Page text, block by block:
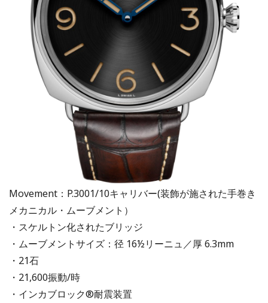
Movement：P.3001/10キャリバー(装飾が施された手巻き
メカニカル・ムーブメント）
・スケルトン化されたブリッジ
・ムーブメントサイズ：径 16½リーニュ／厚 6.3mm
・21石
・21,600振動/時
・インカブロック®耐震装置